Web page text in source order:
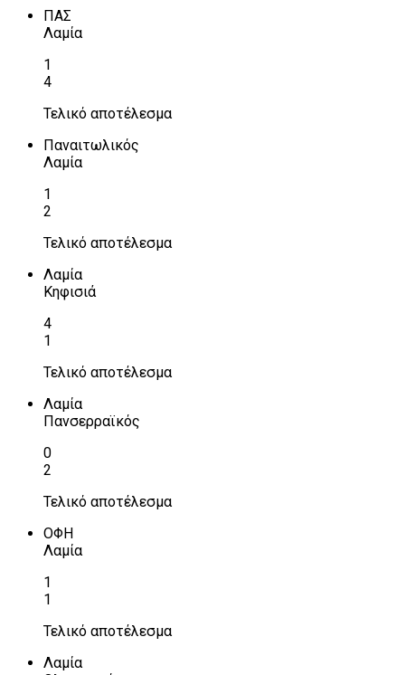
ΠΑΣ
Λαμία
1
4
Τελικό αποτέλεσμα
Παναιτωλικός
Λαμία
1
2
Τελικό αποτέλεσμα
Λαμία
Κηφισιά
4
1
Τελικό αποτέλεσμα
Λαμία
Πανσερραϊκός
0
2
Τελικό αποτέλεσμα
ΟΦΗ
Λαμία
1
1
Τελικό αποτέλεσμα
Λαμία